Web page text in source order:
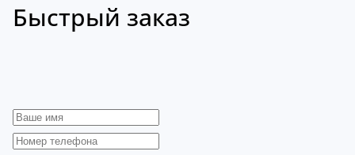
Быстрый заказ